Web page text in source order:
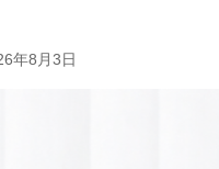
年8月3日